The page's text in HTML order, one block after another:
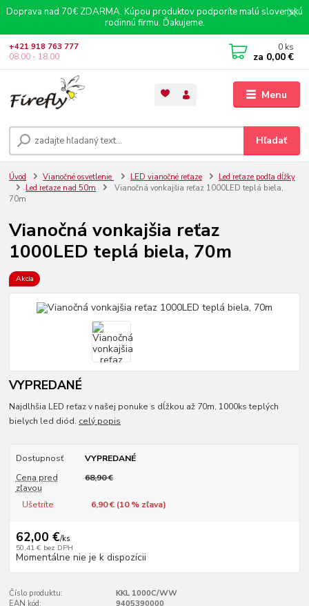
Doprava nad 70€ ZDARMA. Kúpou produktov podporíte malú slovenskú
rodinnú firmu. Ďakujeme.
Menu
Hľadať
+421 918 763 777
08.00 - 18.00
0 ks
za 0,00 €
Úvod Vianočné osvetlenie LED vianočné reťaze
Led reťaze podľa dĺžky
Led reťaze nad 50m
Vianočná vonkajšia reťaz 1000LED teplá biela,
70m
Vianočná vonkajšia reťaz
1000LED teplá biela, 70m
Akcia
VYPREDANÉ
Najdlhšia LED reťaz v našej ponuke s dĺžkou až 70m, 1000ks teplých
bielych led diód. celý popis
Dostupnosť
VYPREDANÉ
Cena pred
zľavou
68,90 €
Ušetríte 6,90 € (10% zľava)
62,00 €/ks
50,41 € bez DPH
Momentálne nie je k dispozícii
Číslo produktu:
KKL 1000C/WW
EAN kód:
9405390000